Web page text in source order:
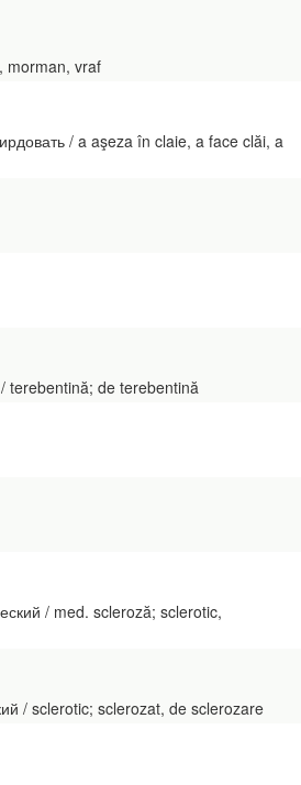
morman, vraf
/ a aşeza în claie, a face clăi, a
terebentină; de terebentină
/ med. scleroză; sclerotic,
/ sclerotic; sclerozat, de sclerozare